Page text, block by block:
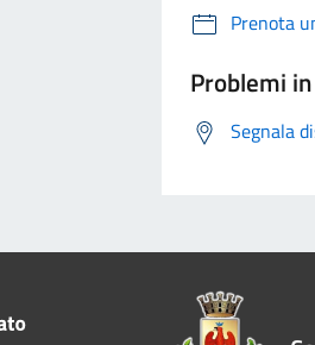
Prenota
Problemi
Segnala